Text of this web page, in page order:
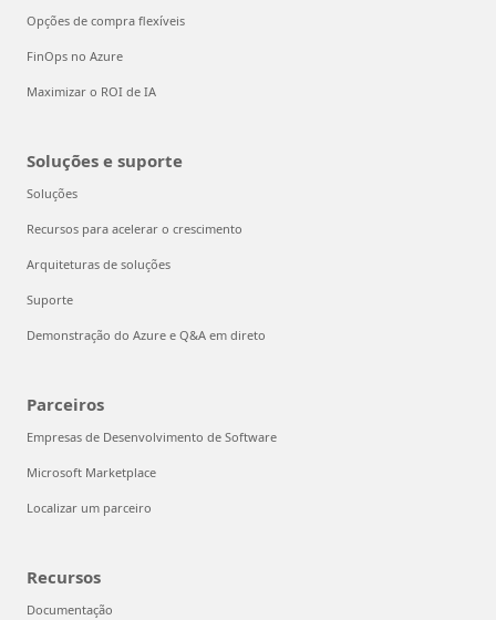
Opções de compra flexíveis
FinOps no Azure
Maximizar o ROI de IA
Soluções e suporte
Soluções
Recursos para acelerar o crescimento
Arquiteturas de soluções
Suporte
Demonstração do Azure e Q&A em direto
Parceiros
Empresas de Desenvolvimento de Software
Microsoft Marketplace
Localizar um parceiro
Recursos
Documentação